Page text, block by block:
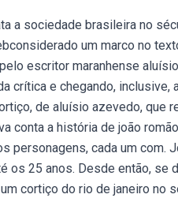
a sociedade brasileira no
um marco no
escritor maranhense
crítica e chegando,
de aluísio azevedo, que
conta a história de joão
personagens, cada um com.
os 25 anos. Desde então, se
cortiço do rio de janeiro no